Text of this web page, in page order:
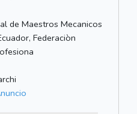
de Maestros Mecanicos
Federaciòn